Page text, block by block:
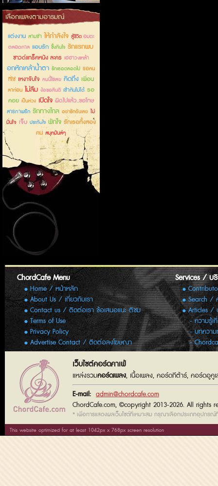
คาเฟ่เด็กลำลูกกา
เลือกเพลงตามอารมณ์
แต่งงาน สามช่า ให้กำลังใจ สู้ชีวิตอมตะ
ตลอดกาล แอบรัก ซึ้งกินใจ รักแรกพบ
ซาวด์แทร็คหนัง ละคร เฮฮาวงเหล้า
อกหักเคล้าน้ำตา รักเธอตลอดไป รอคน
ที่ใช่ เหงาจับใจ คนนี้ใช่เลย คิดถึง เพื่อน
ลาก่อน ไม่ลืม ง้อขอคืนดี เข้ากันไม่ได้ รอ
คอย เป็นห่วง เปิดใจ ผิดไปแล้ว..ขอโทษ
สารภาพรัก รักทางไกล อย่ารักฉันเลย ไม่
มั่นใจ เจ็บ ประทับใจ พักใจ รักเธอทั้งสอง
คน สนุกมันส์ๆ
ChordCafe Menu
Home / หน้าหลัก
About Us / เกี่ยวกับเรา
Contact us / ติดต่อเรา ข้อเสนอแนะ ติชม
Terms of Use
Privacy Policy
Advertise Contact / ติดต่อลงโฆษณา
Services / บ
Search /
Articles /
ความรู้
บทความ
เว็บไซต์คอร์ดคาเฟ่
แหล่งรวมคอร์ดเพลง, เนื้อเพลง, คอร์ดกีต้าร์, คอร์ดอูคู
E-mail: admin@chordcafe.com
ChordCafe.com, ©copyright 2013-2026. All rights
* เพื่อการแสดงผลเว็บไซต์ที่เหมาะสม กรุณาเลือกประเภทอุปกรณ์
This website optimized for at least 1042px x 768px screen resolution